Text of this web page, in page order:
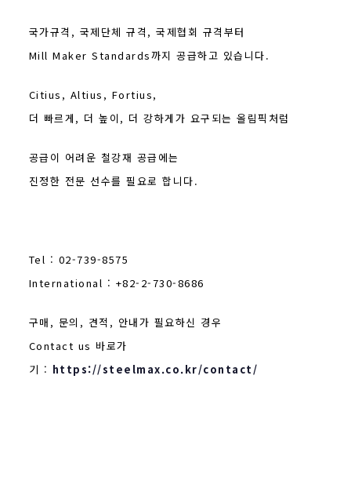
국가규격, 국제단체 규격, 국제협회 규격부터
Mill Maker Standards까지 공급하고 있습니다.
Citius, Altius, Fortius,
더 빠르게, 더 높이, 더 강하게가 요구되는 올림픽처럼
공급이 어려운 철강재 공급에는
진정한 전문 선수를 필요로 합니다.
Tel : 02-739-8575
International : +82-2-730-8686
구매, 문의, 견적, 안내가 필요하신 경우
Contact us 바로가
기 : https://steelmax.co.kr/contact/